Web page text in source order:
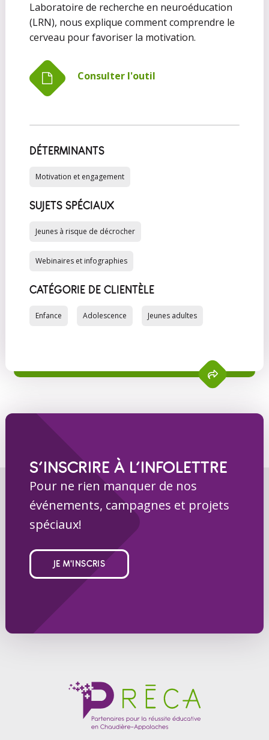
Laboratoire de recherche en neuroéducation
(LRN), nous explique comment comprendre le
cerveau pour favoriser la motivation.
Consulter l'outil
DÉTERMINANTS
Motivation et engagement
SUJETS SPÉCIAUX
Jeunes à risque de décrocher
Webinaires et infographies
CATÉGORIE DE CLIENTÈLE
Enfance Adolescence Jeunes adultes
S’INSCRIRE À L’INFOLETTRE
Pour ne rien manquer de nos
événements, campagnes et projets
spéciaux!
JE M'INSCRIS